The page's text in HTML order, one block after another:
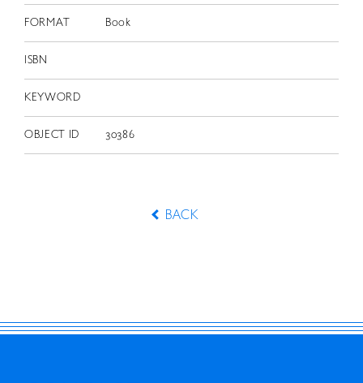
FORMAT Book
ISBN
KEYWORD
OBJECT ID 30386
BACK